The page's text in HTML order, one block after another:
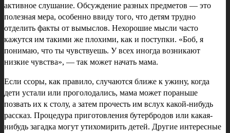
активное слушание. Обсуждение разных предметов — это
полезная мера, особенно ввиду того, что детям трудно
отделить факты от вымыслов. Нехорошие мысли часто
кажутся им такими же плохими, как и поступки. «Боб, я
понимаю, что ты чувствуешь. У всех иногда возникают
низкие чувства», — так может начать мама.
Если ссоры, как правило, случаются ближе к ужину, когда
дети устали или проголодались, мама может пораньше
позвать их к столу, а затем прочесть им вслух какой-нибудь
рассказ. Процедура приготовления бутербродов или какая-
нибудь загадка могут утихомирить детей. Другие интересные